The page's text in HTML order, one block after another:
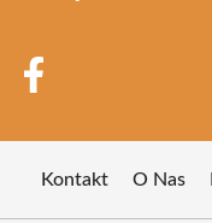
Kontakt O Nas